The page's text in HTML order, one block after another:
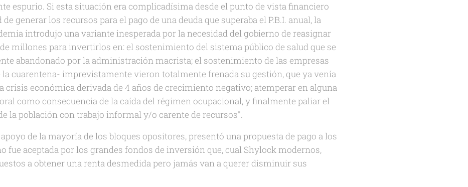
espurio. Si esta situación era complicadísima desde el punto de vista financiero
generar los recursos para el pago de una deuda que superaba el P.B.I. anual, la
introdujo una variante inesperada por la necesidad del gobierno de reasignar
millones para invertirlos en: el sostenimiento del sistema público de salud que se
abandonado por la administración macrista; el sostenimiento de las empresas
cuarentena- imprevistamente vieron totalmente frenada su gestión, que ya venía
crisis económica derivada de 4 años de crecimiento negativo; atemperar en alguna
como consecuencia de la caída del régimen ocupacional, y finalmente paliar el
la población con trabajo informal y/o carente de recursos".
de la mayoría de los bloques opositores, presentó una propuesta de pago a los
fue aceptada por los grandes fondos de inversión que, cual Shylock modernos,
a obtener una renta desmedida pero jamás van a querer disminuir sus